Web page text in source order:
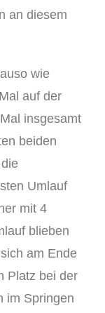
an diesem
wie
auf der
insgesamt
beiden
Umlauf
mit 4
blieben
am Ende
Platz bei der
im Springen